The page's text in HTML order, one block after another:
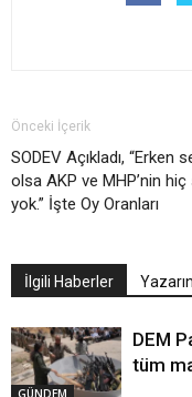
Önceki İçerik
SODEV Açıkladı, “Erken
olsa AKP ve MHP’nin hiç
yok.” İşte Oy Oranları
İlgili Haberler
GÜNDEM
DEM
tüm